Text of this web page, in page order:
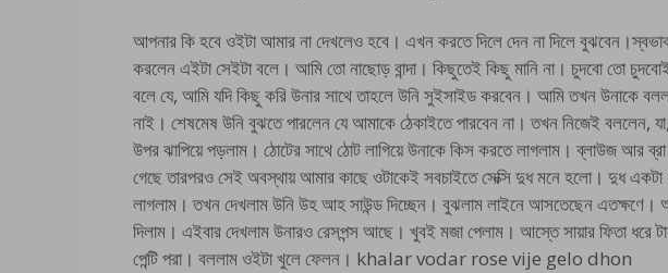
আপনার কি হবে ওইটা আমার না দেখলেও হবে। এখন করতে দিলে দেন না দিলে
করলেন এইটা সেইটা বলে। আমি তো নাছোড় বান্দা। কিছুতেই কিছু মানি না। চুদবো তো
বলে যে, আমি যদি কিছু করি উনার সাথে তাহলে উনি সুইসাইড করবেন। আমি তখন উনাকে
নাই। শেষমেষ উনি বুঝতে পারলেন যে আমাকে ঠেকাইতে পারবেন না। তখন নিজেই বললেন,
উপর ঝাপিয়ে পড়লাম। ঠোটের সাথে ঠোট লাগিয়ে উনাকে কিস করতে লাগলাম। ব্লাউজ আর
গেছে তারপরও সেই অবস্থায় আমার কাছে ওটাকেই সবচাইতে সেক্সি দুধ মনে হলো। দুধ একটা
লাগলাম। তখন দেখলাম উনি উহ আহ সাউন্ড দিচ্ছেন। বুঝলাম লাইনে আসতেছেন এতক্ষণে।
দিলাম। এইবার দেখলাম উনারও রেসপন্স আছে। খুবই মজা পেলাম। আস্তে সায়ার ফিতা ধরে
পেন্টি পরা। বললাম ওইটা খুলে ফেলন। khalar vodar rose vije gelo dhon